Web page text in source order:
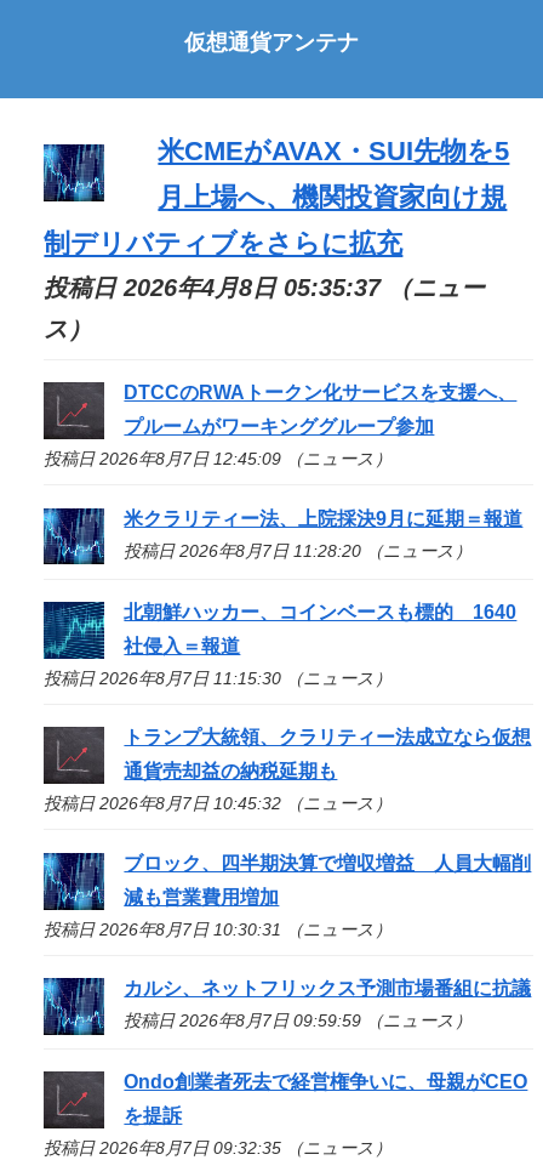
仮想通貨アンテナ
米CMEがAVAX・SUI先物を5
月上場へ、機関投資家向け規
制デリバティブをさらに拡充
投稿日 2026年4月8日 05:35:37 （ニュー
ス）
DTCCのRWAトークン化サービスを支援へ、
プルームがワーキンググループ参加
投稿日 2026年8月7日 12:45:09 （ニュース）
米クラリティー法、上院採決9月に延期＝報道
投稿日 2026年8月7日 11:28:20 （ニュース）
北朝鮮ハッカー、コインベースも標的 1640
社侵入＝報道
投稿日 2026年8月7日 11:15:30 （ニュース）
トランプ大統領、クラリティー法成立なら仮想
通貨売却益の納税延期も
投稿日 2026年8月7日 10:45:32 （ニュース）
ブロック、四半期決算で増収増益 人員大幅削
減も営業費用増加
投稿日 2026年8月7日 10:30:31 （ニュース）
カルシ、ネットフリックス予測市場番組に抗議
投稿日 2026年8月7日 09:59:59 （ニュース）
Ondo創業者死去で経営権争いに、母親がCEO
を提訴
投稿日 2026年8月7日 09:32:35 （ニュース）